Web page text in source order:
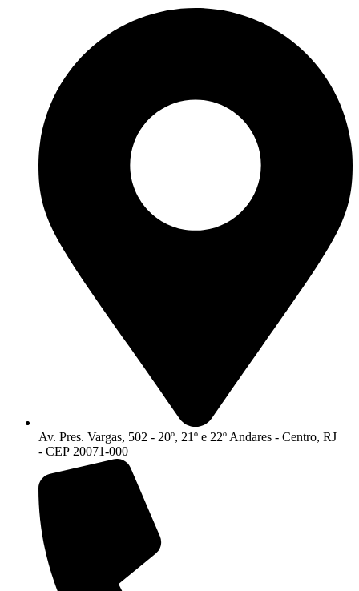
Av. Pres. Vargas, 502 - 20º, 21º e 22º Andares - Centro, RJ
- CEP 20071-000